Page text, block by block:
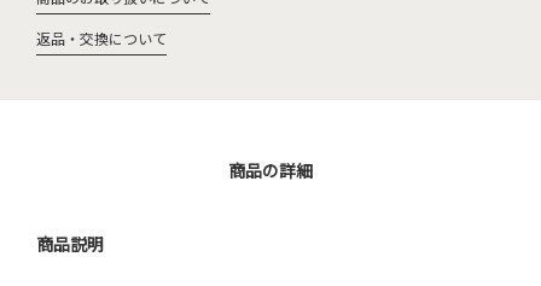
返品・交換について
商品の詳細
商品説明